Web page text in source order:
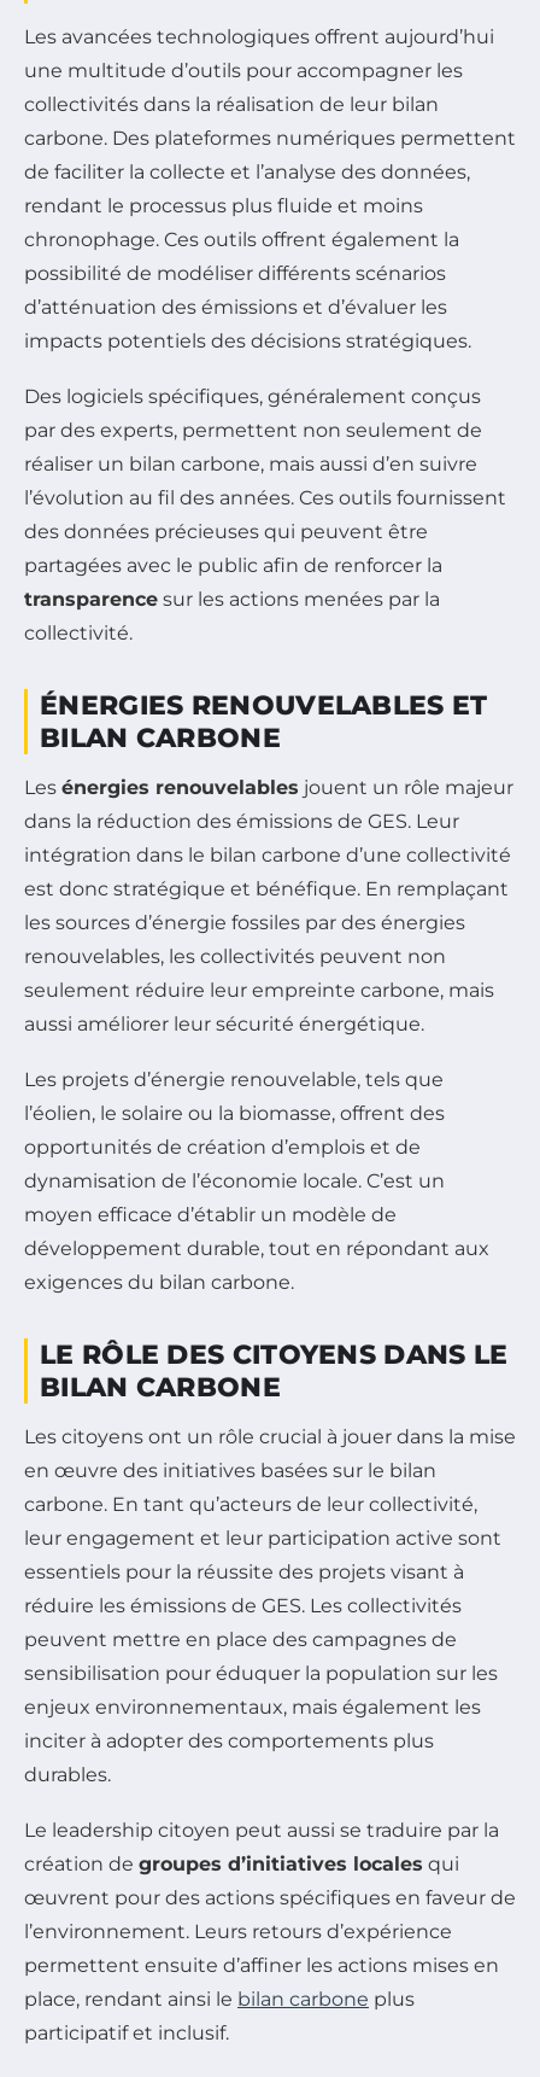
Les avancées technologiques offrent aujourd’hui
une multitude d’outils pour accompagner les
collectivités dans la réalisation de leur bilan
carbone. Des plateformes numériques permettent
de faciliter la collecte et l’analyse des données,
rendant le processus plus fluide et moins
chronophage. Ces outils offrent également la
possibilité de modéliser différents scénarios
d’atténuation des émissions et d’évaluer les
impacts potentiels des décisions stratégiques.
Des logiciels spécifiques, généralement conçus
par des experts, permettent non seulement de
réaliser un bilan carbone, mais aussi d’en suivre
l’évolution au fil des années. Ces outils fournissent
des données précieuses qui peuvent être
partagées avec le public afin de renforcer la
transparence sur les actions menées par la
collectivité.
ÉNERGIES RENOUVELABLES ET
BILAN CARBONE
Les énergies renouvelables jouent un rôle majeur
dans la réduction des émissions de GES. Leur
intégration dans le bilan carbone d’une collectivité
est donc stratégique et bénéfique. En remplaçant
les sources d’énergie fossiles par des énergies
renouvelables, les collectivités peuvent non
seulement réduire leur empreinte carbone, mais
aussi améliorer leur sécurité énergétique.
Les projets d’énergie renouvelable, tels que
l’éolien, le solaire ou la biomasse, offrent des
opportunités de création d’emplois et de
dynamisation de l’économie locale. C’est un
moyen efficace d’établir un modèle de
développement durable, tout en répondant aux
exigences du bilan carbone.
LE RÔLE DES CITOYENS DANS LE
BILAN CARBONE
Les citoyens ont un rôle crucial à jouer dans la mise
en œuvre des initiatives basées sur le bilan
carbone. En tant qu’acteurs de leur collectivité,
leur engagement et leur participation active sont
essentiels pour la réussite des projets visant à
réduire les émissions de GES. Les collectivités
peuvent mettre en place des campagnes de
sensibilisation pour éduquer la population sur les
enjeux environnementaux, mais également les
inciter à adopter des comportements plus
durables.
Le leadership citoyen peut aussi se traduire par la
création de groupes d’initiatives locales qui
œuvrent pour des actions spécifiques en faveur de
l’environnement. Leurs retours d’expérience
permettent ensuite d’affiner les actions mises en
place, rendant ainsi le bilan carbone plus
participatif et inclusif.